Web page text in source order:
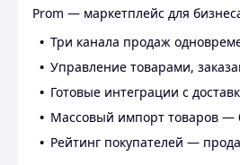
Prom — маркетплейс для
Три канала продаж
Управление товарами,
Готовые интеграции с
Массовый импорт товаров —
Рейтинг покупателей —